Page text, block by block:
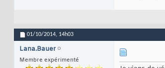
01/10/2014, 14h03
Lana.Bauer
Membre expérimenté